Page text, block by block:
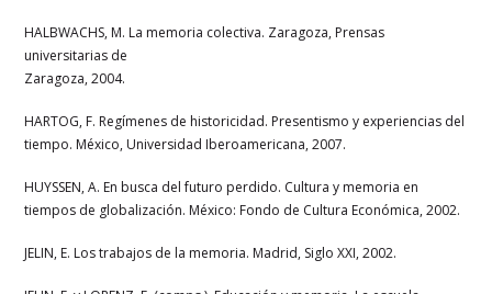
HALBWACHS, M. La memoria colectiva. Zaragoza, Prensas
universitarias de
Zaragoza, 2004.
HARTOG, F. Regímenes de historicidad. Presentismo y experiencias del
tiempo. México, Universidad Iberoamericana, 2007.
HUYSSEN, A. En busca del futuro perdido. Cultura y memoria en
tiempos de globalización. México: Fondo de Cultura Económica, 2002.
JELIN, E. Los trabajos de la memoria. Madrid, Siglo XXI, 2002.